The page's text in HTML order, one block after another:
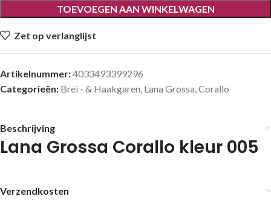
TOEVOEGEN AAN WINKELWAGEN
Zet op verlanglijst
Artikelnummer:4033493399296
Categorieën: Brei - & Haakgaren Lana Grossa Corallo
Beschrijving
Lana Grossa Corallo kleur 005
Verzendkosten